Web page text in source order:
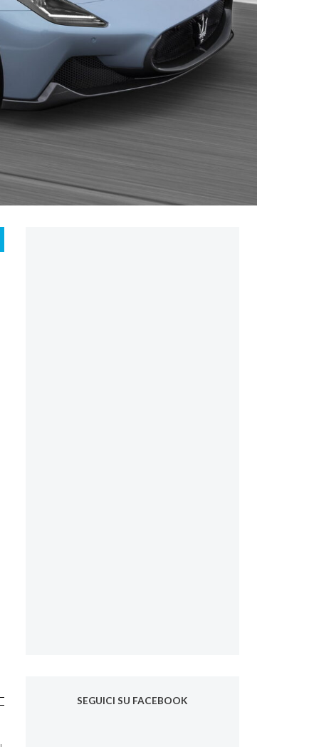
SEGUICI SU FACEBOOK